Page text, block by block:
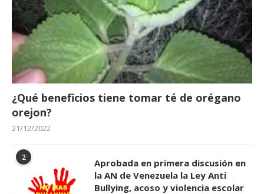
¿Qué beneficios tiene tomar té de orégano
orejon?
21/12/2022
2
Aprobada en primera discusión en
la AN de Venezuela la Ley Anti
Bullying, acoso y violencia escolar